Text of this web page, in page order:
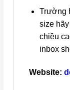
Trường
size
chiều
inbox
Website: